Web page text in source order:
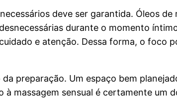
deve ser garantida. Óleos de
durante o momento
e atenção. Dessa forma, o foco
preparação. Um espaço bem
massagem sensual é certamente um